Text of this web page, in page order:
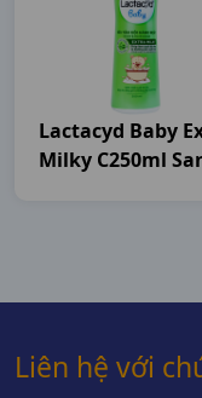
Lactacyd Baby
Milky C250ml
Liên hệ với